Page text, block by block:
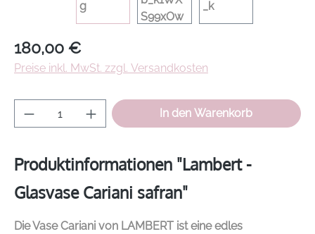
Regulärer Preis:
180,00 €
Preise inkl. MwSt. zzgl. Versandkosten
Produkt Anzahl: Gib den gewünschten
In den Warenkorb
Produktinformationen "Lambert -
Glasvase Cariani safran"
Die Vase Cariani von LAMBERT ist eine edles